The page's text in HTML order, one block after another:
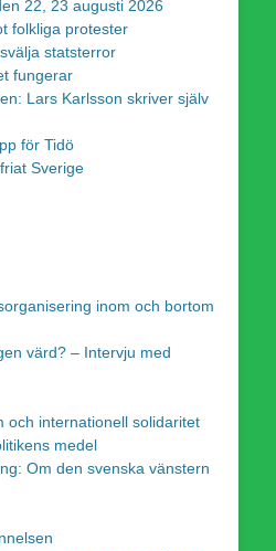
22, 23 augusti 2026
folkliga protester
statsterror
fungerar
Lars Karlsson skriver själv
för Tidö
Sverige
inom och bortom
värd? – Intervju med
och internationell solidaritet
medel
Om den svenska vänstern